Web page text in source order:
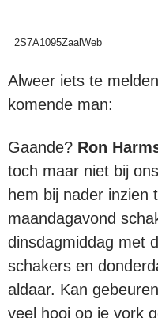
2S7A1095ZaalWeb
Alweer iets te
komende man:
Gaande? Ron
toch maar niet bij
hem bij nader inzien
maandagavond
dinsdagmiddag met
schakers en
aldaar. Kan
veel hooi op je vork